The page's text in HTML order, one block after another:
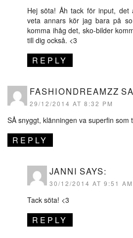
Hej söta! Åh tack för input,
veta annars kör jag bara på
komma ihåg det, sko-bilder
till dig också. <3
REPLY
FASHIONDREAMZZ
29/12/2014 AT 8:32 PM
SÅ snyggt, klänningen va superfin som
REPLY
JANNI SAYS:
30/12/2014 AT 9:51 AM
Tack söta! <3
REPLY